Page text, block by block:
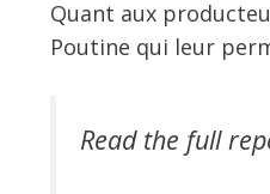
Quant aux
Poutine qui leur
Read the full